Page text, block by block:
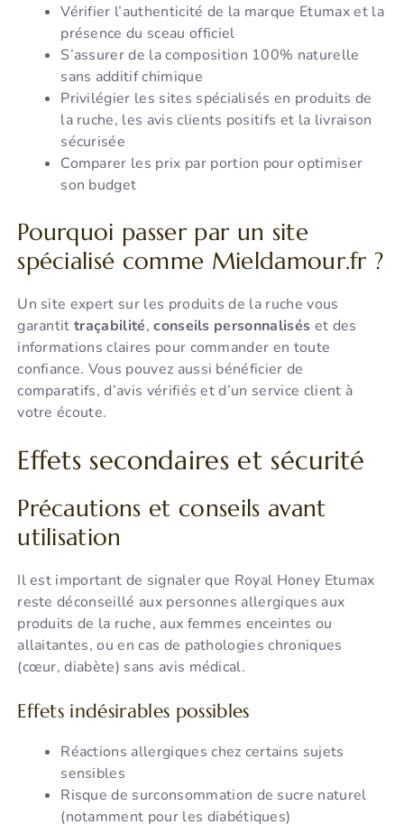
Vérifier l’authenticité de la marque Etumax et la
présence du sceau officiel
S’assurer de la composition 100% naturelle
sans additif chimique
Privilégier les sites spécialisés en produits de
la ruche, les avis clients positifs et la livraison
sécurisée
Comparer les prix par portion pour optimiser
son budget
Pourquoi passer par un site
spécialisé comme Mieldamour.fr ?
Un site expert sur les produits de la ruche vous
garantittraçabilité,conseils personnalisés et des
informations claires pour commander en toute
confiance. Vous pouvez aussi bénéficier de
comparatifs, d’avis vérifiés et d’un service client à
votre écoute.
Effets secondaires et sécurité
Précautions et conseils avant
utilisation
Il est important de signaler que Royal Honey Etumax
reste déconseillé aux personnes allergiques aux
produits de la ruche, aux femmes enceintes ou
allaitantes, ou en cas de pathologies chroniques
(cœur, diabète) sans avis médical.
Effets indésirables possibles
Réactions allergiques chez certains sujets
sensibles
Risque de surconsommation de sucre naturel
(notamment pour les diabétiques)